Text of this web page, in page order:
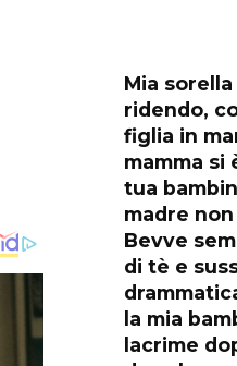
Mia
ridendo,
figlia in
mamma si
tua
madre
Bevve
di tè e
la mia
lacrime